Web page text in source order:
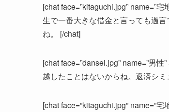
[chat face=”kitaguchi.jpg” name=”
生で一番大きな借金と言っても過
ね。 [/chat]
[chat face=”dansei.jpg” name=”男
越したことはないからね。返済シ
[chat face=”kitaguchi.jpg” name=”